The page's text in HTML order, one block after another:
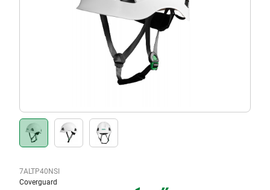
7ALTP40NSI
Coverguard